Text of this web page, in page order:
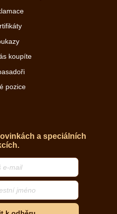
koupíte
pozice
a speciálních